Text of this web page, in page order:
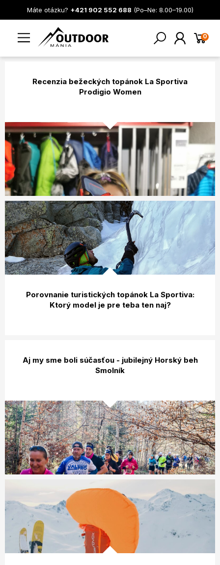
Máte otázku? +421 902 552 688 (Po–Ne: 8.00–19.00)
0
Recenzia bežeckých topánok La Sportiva
Prodigio Women
Porovnanie turistických topánok La Sportiva:
Ktorý model je pre teba ten naj?
Aj my sme boli súčasťou - jubilejný Horský beh
Smolník